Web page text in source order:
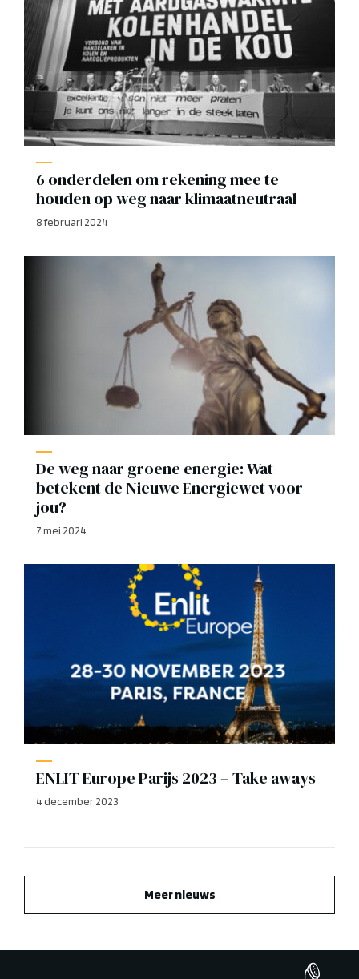
6 onderdelen om rekening mee te
houden op weg naar klimaatneutraal
8 februari 2024
De weg naar groene energie: Wat
betekent de Nieuwe Energiewet voor
jou?
7 mei 2024
ENLIT Europe Parijs 2023 – Take aways
4 december 2023
Meer nieuws